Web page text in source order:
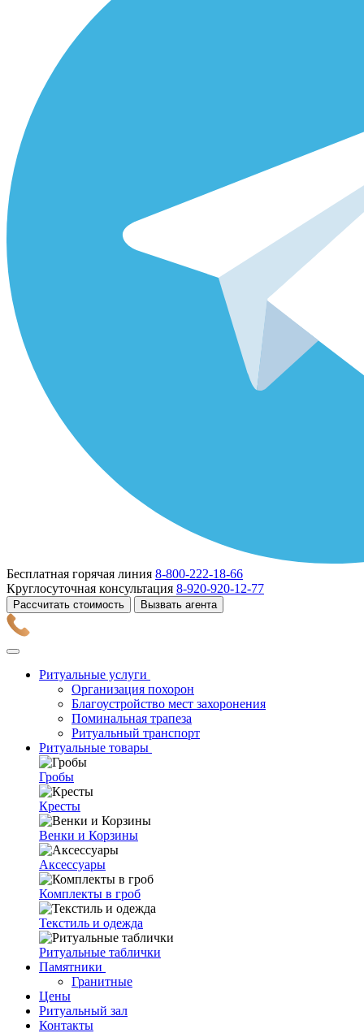
Бесплатная горячая линия 8-800-222-18-66
Круглосуточная консультация 8-920-920-12-77
Рассчитать стоимость Вызвать агента
Ритуальные услуги
Организация похорон
Благоустройство мест захоронения
Поминальная трапеза
Ритуальный транспорт
Ритуальные товары
Гробы
Кресты
Венки и Корзины
Аксессуары
Комплекты в гроб
Текстиль и одежда
Ритуальные таблички
Памятники
Гранитные
Цены
Ритуальный зал
Контакты